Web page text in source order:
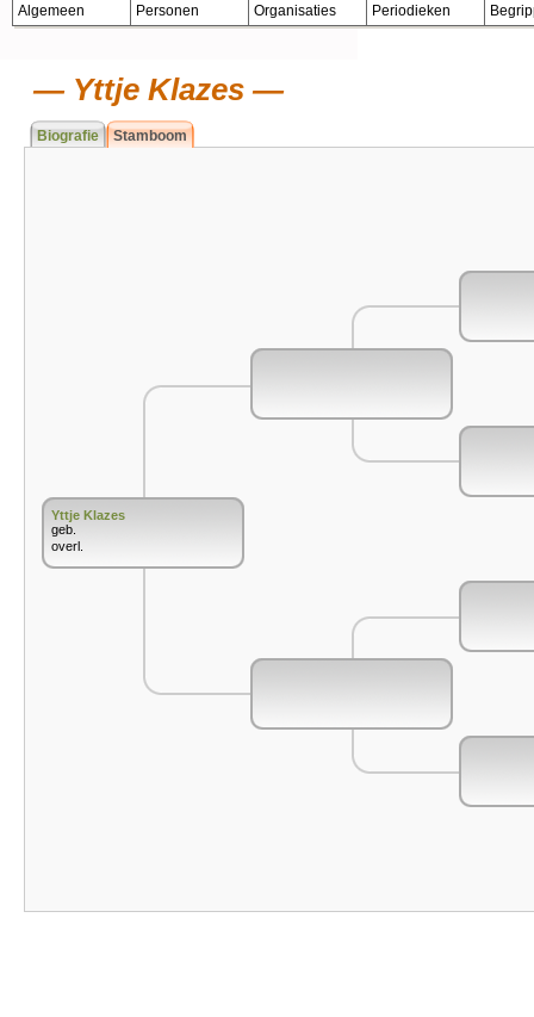
Algemeen Personen Organisaties Periodieken
Yttje Klazes
Biografie Stamboom
Yttje Klazes
geb.
overl.